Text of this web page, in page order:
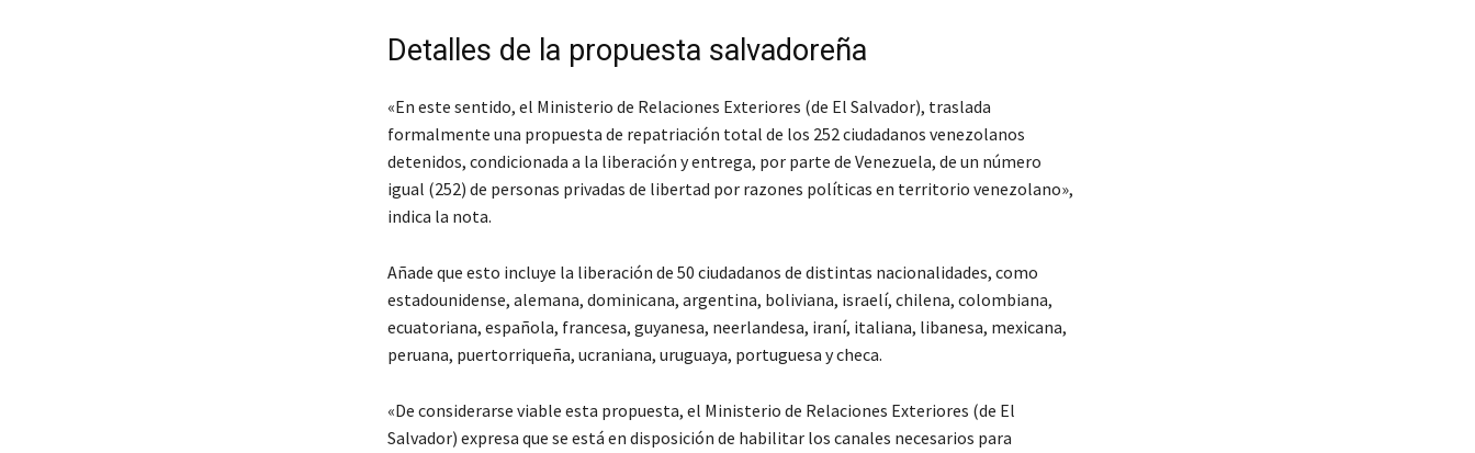
Detalles de la propuesta salvadoreña
«En este sentido, el Ministerio de Relaciones Exteriores (de El Salvador), traslada
formalmente una propuesta de repatriación total de los 252 ciudadanos venezolanos
detenidos, condicionada a la liberación y entrega, por parte de Venezuela, de un número
igual (252) de personas privadas de libertad por razones políticas en territorio venezolano»,
indica la nota.
Añade que esto incluye la liberación de 50 ciudadanos de distintas nacionalidades, como
estadounidense, alemana, dominicana, argentina, boliviana, israelí, chilena, colombiana,
ecuatoriana, española, francesa, guyanesa, neerlandesa, iraní, italiana, libanesa, mexicana,
peruana, puertorriqueña, ucraniana, uruguaya, portuguesa y checa.
«De considerarse viable esta propuesta, el Ministerio de Relaciones Exteriores (de El
Salvador) expresa que se está en disposición de habilitar los canales necesarios para